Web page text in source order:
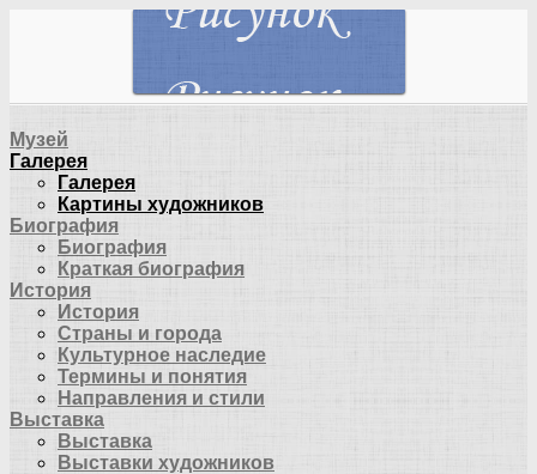
Музей
Галерея
Галерея
Картины художников
Биография
Биография
Краткая биография
История
История
Страны и города
Культурное наследие
Термины и понятия
Направления и стили
Выставка
Выставка
Выставки художников